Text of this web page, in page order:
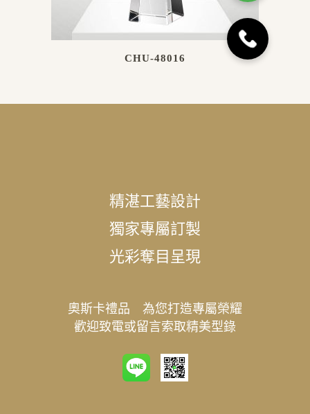
CHU-48016
精湛工藝設計
獨家專屬訂製
光彩奪目呈現
奧斯卡禮品 為您打造專屬榮耀
歡迎致電或留言索取精美型錄